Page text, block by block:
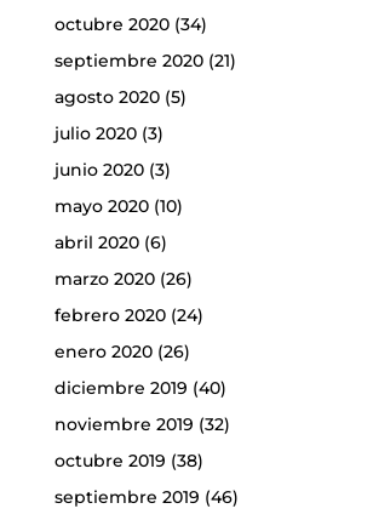
octubre 2020(34)
septiembre 2020(21)
agosto 2020(5)
julio 2020(3)
junio 2020(3)
mayo 2020(10)
abril 2020(6)
marzo 2020(26)
febrero 2020(24)
enero 2020(26)
diciembre 2019 (40)
noviembre 2019 (32)
octubre 2019 (38)
septiembre 2019 (46)